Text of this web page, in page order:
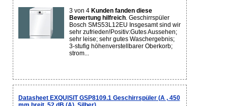
3 von 4 Kunden fanden diese
Bewertung hilfreich. Geschirrspüler
Bosch SMS53L12EU Insgesamt sind wir
sehr zufrieden!Positiv:Gutes Aussehen;
sehr leise; sehr gutes Waschergebnis;
3-stufig höhenverstellbarer Oberkorb;
strom...
Datasheet EXQUISIT GSP8109.1 Geschirrspüler (A , 450